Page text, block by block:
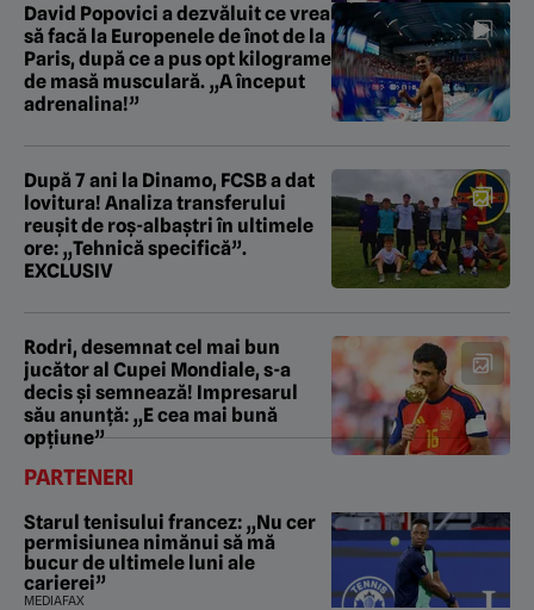
David Popovici a dezvăluit ce vrea
să facă la Europenele de înot de la
Paris, după ce a pus opt kilograme
de masă musculară. „A început
adrenalina!”
După 7 ani la Dinamo, FCSB a dat
lovitura! Analiza transferului
reușit de roș-albaștri în ultimele
ore: „Tehnică specifică”.
EXCLUSIV
Rodri, desemnat cel mai bun
jucător al Cupei Mondiale, s-a
decis și semnează! Impresarul
său anunță: „E cea mai bună
opțiune”
PARTENERI
Starul tenisului francez: „Nu cer
permisiunea nimănui să mă
bucur de ultimele luni ale
carierei”
MEDIAFAX